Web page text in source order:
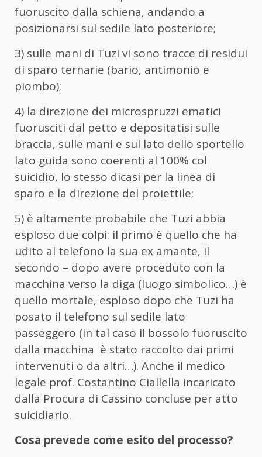
fuoruscito dalla schiena, andando a
posizionarsi sul sedile lato posteriore;
3) sulle mani di Tuzi vi sono tracce di residui
di sparo ternarie (bario, antimonio e
piombo);
4) la direzione dei microspruzzi ematici
fuorusciti dal petto e depositatisi sulle
braccia, sulle mani e sul lato dello sportello
lato guida sono coerenti al 100% col
suicidio, lo stesso dicasi per la linea di
sparo e la direzione del proiettile;
5) è altamente probabile che Tuzi abbia
esploso due colpi: il primo è quello che ha
udito al telefono la sua ex amante, il
secondo – dopo avere proceduto con la
macchina verso la diga (luogo simbolico…) è
quello mortale, esploso dopo che Tuzi ha
posato il telefono sul sedile lato
passeggero (in tal caso il bossolo fuoruscito
dalla macchina è stato raccolto dai primi
intervenuti o da altri…). Anche il medico
legale prof. Costantino Ciallella incaricato
dalla Procura di Cassino concluse per atto
suicidiario.
Cosa prevede come esito del processo?